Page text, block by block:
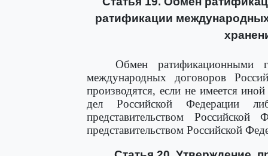
ратификации
Обмен ратификационными
международных договоров
производятся, если не имеется
дел Российской Федерации
представительством
представительством Российской